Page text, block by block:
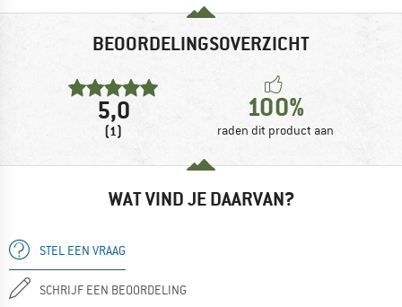
BEOORDELINGSOVERZICHT
5,0
(1)
100%
raden dit product aan
WAT VIND JE DAARVAN?
STEL EEN VRAAG
SCHRIJF EEN BEOORDELING